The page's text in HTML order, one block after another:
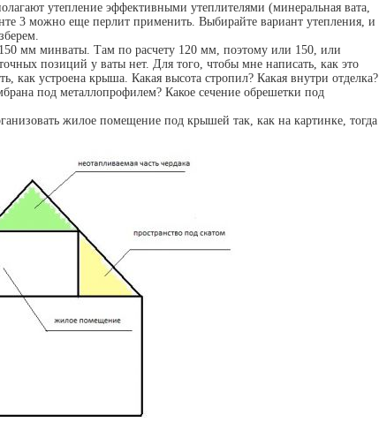
утепление эффективными утеплителями (минеральная вата,
3 можно еще перлит применить. Выбирайте вариант утепления, и
мм минваты. Там по расчету 120 мм, поэтому или 150, или
позиций у ваты нет. Для того, чтобы мне написать, как это
как устроена крыша. Какая высота стропил? Какая внутри отделка?
под металлопрофилем? Какое сечение обрешетки под
жилое помещение под крышей так, как на картинке, тогда